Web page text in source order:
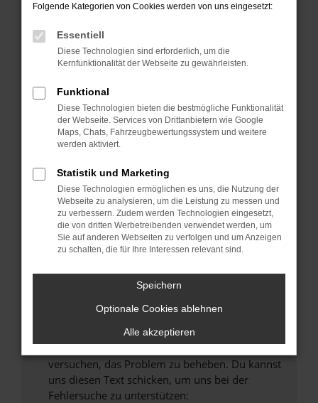
Laden andere Webseiten, zum Beispiel deine
Suchmaschine?
Prüfe deine Browsererweiterungen.
Manche Erweiterungen, wie Werbeblocker,
verhindern. Funktioniert die Seite in einem
anderen Browser oder in einem privaten
Fenster?
Starte dein Gerät neu.
Probleme zu beheben.
Stelle sicher, dass dein Browser und dein
Betriebssystem auf dem neuesten Stand
sind.
Veraltete Software birgt nicht nur ein
führen, dass bestimmte Funktionen nicht mehr
Wende dich an den Webseitenbetreiber.
Wenn du alle oben genannten Schritte versucht
hast, kontaktiere uns bitte. Wir werden
versuchen, das Problem zu beheben. Du kannst
uns diesen Text schicken, um uns bei der
Fehlersuche zu unterstützen:
Folgende Kategorien von Cookies werden von uns eingesetzt:
Essentiell
Diese Technologien sind erforderlich, um die
Kernfunktionalität der Webseite zu gewährleisten.
Funktional
Diese Technologien bieten die bestmögliche Funktionalität
der Webseite. Services von Drittanbietern wie Google
Maps, Chats, Fahrzeugbewertungssystem und weitere
werden aktiviert.
Statistik und Marketing
Diese Technologien ermöglichen es uns, die Nutzung der
Webseite zu analysieren, um die Leistung zu messen und
zu verbessern. Zudem werden Technologien eingesetzt,
die von dritten Werbetreibenden verwendet werden, um
Sie auf anderen Webseiten zu verfolgen und um Anzeigen
zu schalten, die für Ihre Interessen relevant sind.
Speichern
Optionale Cookies ablehnen
Alle akzeptieren